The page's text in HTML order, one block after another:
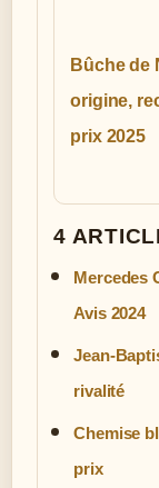
Bûche de
origine,
prix 2025
4
Mercedes
Avis 2024
Jean-
rivalité
Chemise
prix